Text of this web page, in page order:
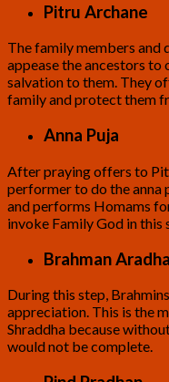
Pitru Archane
The family members and
appease the ancestors
salvation to them. They
family and protect them
Anna Puja
After praying offers to
performer to do the anna
and performs Homams
invoke Family God in this
Brahman
During this step,
appreciation. This is the
Shraddha because
would not be complete.